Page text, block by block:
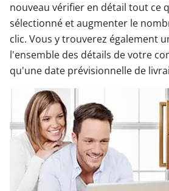
nouveau vérifier en détail tout ce
sélectionné et augmenter le
clic. Vous y trouverez également
l'ensemble des détails de votre
qu'une date prévisionnelle de